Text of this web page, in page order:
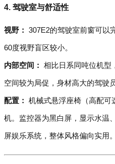
4. 驾驶室与舒适性
视野： 307E2的驾驶室前窗可以
60度视野盲区较小。
内部空间： 相比日系同吨位机型
空间较为局促，身材高大的驾驶
配置： 机械式悬浮座椅（高配可
机。监控器为黑白屏，显示水温
屏娱乐系统，整体风格偏向实用。